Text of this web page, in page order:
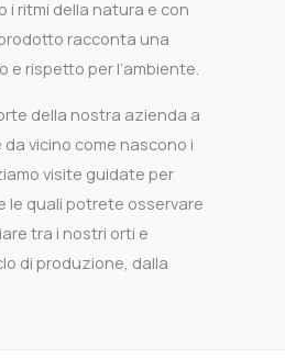
i ritmi della natura e con
racconta una
e rispetto per l’ambiente.
della nostra azienda a
vicino come nascono i
visite guidate per
le quali potrete osservare
tra i nostri orti e
di produzione, dalla